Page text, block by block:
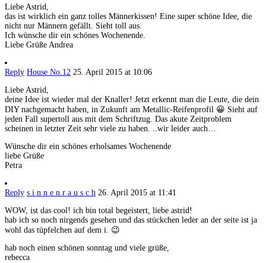
Liebe Astrid,
das ist wirklich ein ganz tolles Männerkissen! Eine super schöne Idee, die
nicht nur Männern gefällt. Sieht toll aus.
Ich wünsche dir ein schönes Wochenende.
Liebe Grüße Andrea
Reply House No.12 25. April 2015 at 10:06
Liebe Astrid,
deine Idee ist wieder mal der Knaller! Jetzt erkennt man die Leute, die dein
DIY nachgemacht haben, in Zukunft am Metallic-Reifenprofil 😀 Sieht auf
jeden Fall supertoll aus mit dem Schriftzug. Das akute Zeitproblem
scheinen in letzter Zeit sehr viele zu haben. ..wir leider auch…
Wünsche dir ein schönes erholsames Wochenende
liebe Grüße
Petra
Reply s i n n e n r a u s c h 26. April 2015 at 11:41
WOW, ist das cool! ich bin total begeistert, liebe astrid!
hab ich so noch nirgends gesehen und das stückchen leder an der seite ist ja
wohl das tüpfelchen auf dem i. 😉
hab noch einen schönen sonntag und viele grüße,
rebecca